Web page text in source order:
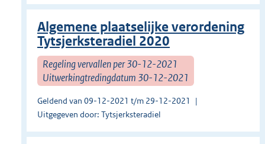
Algemene plaatselijke verordening
Tytsjerksteradiel 2020
Regeling vervallen per 30-12-2021
Uitwerkingtredingdatum 30-12-2021
Geldend van 09-12-2021 t/m 29-12-2021
Uitgegeven door: Tytsjerksteradiel